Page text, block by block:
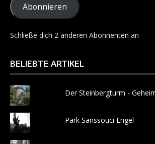
Abonnieren
Schließe dich 2 anderen Abonnenten an
BELIEBTE ARTIKEL
Der Steinbergturm -
Park Sanssouci Engel